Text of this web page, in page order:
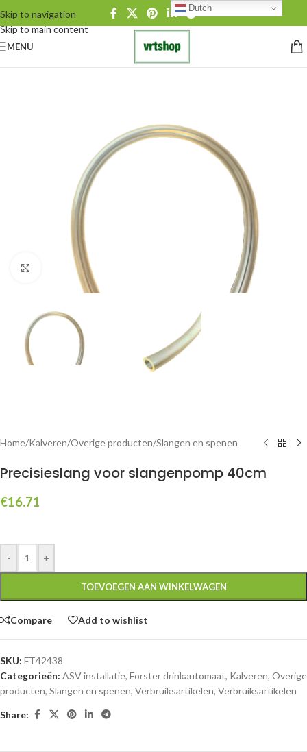
Skip to navigation
Skip to main content
MENU
Click to enlarge
Home/Kalveren/Overige producten/Slangen en spenen
Precisieslang voor slangenpomp 40cm
€16.71
- +
TOEVOEGEN AAN WINKELWAGEN
Compare Add to wishlist
SKU: FT42438
Categorieën: ASV installatie, Forster drinkautomaat, Kalveren, Overige
producten, Slangen en spenen, Verbruiksartikelen, Verbruiksartikelen
Share:
Dutch